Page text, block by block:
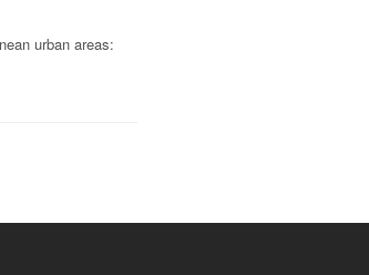
urban areas: